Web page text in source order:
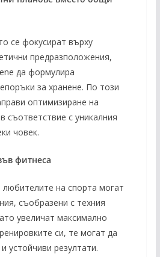
се фокусират върху
предразположения,
да формулира
за хранене. По този
оптимизиране на
съответствие с уникалния
човек.
фитнеса
на спорта могат
съобразени с техния
увеличат максимално
си, те могат да
устойчиви резултати.